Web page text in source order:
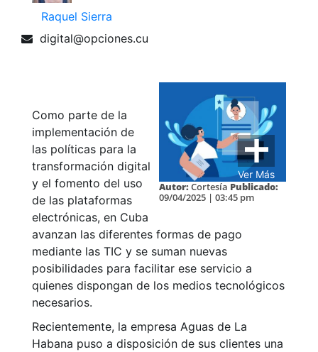
Raquel Sierra
digital@opciones.cu
Ver Más
Autor: Cortesía Publicado:
09/04/2025 | 03:45 pm
Como parte de la
implementación de
las políticas para la
transformación digital
y el fomento del uso
de las plataformas
electrónicas, en Cuba
avanzan las diferentes formas de pago
mediante las TIC y se suman nuevas
posibilidades para facilitar ese servicio a
quienes dispongan de los medios tecnológicos
necesarios.
Recientemente, la empresa Aguas de La
Habana puso a disposición de sus clientes una